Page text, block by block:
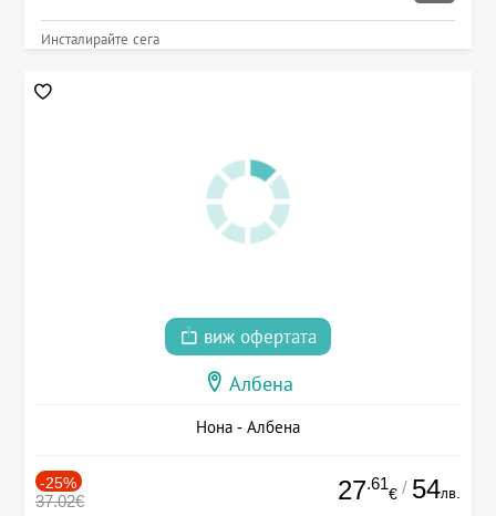
Инсталирайте сега
виж офертата
Албена
Нона - Албена
-25%
37.02€ 27.61
€ / 54лв.